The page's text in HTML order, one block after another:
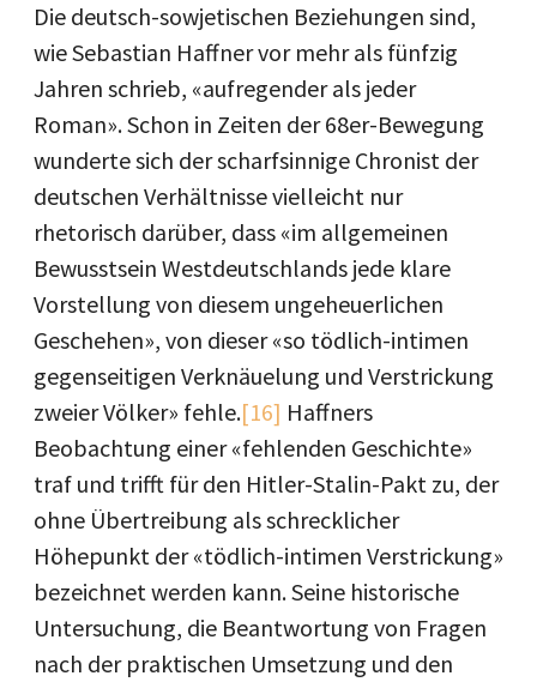
Die deutsch-sowjetischen Beziehungen sind,
wie Sebastian Haffner vor mehr als fünfzig
Jahren schrieb, «aufregender als jeder
Roman». Schon in Zeiten der 68er-Bewegung
wunderte sich der scharfsinnige Chronist der
deutschen Verhältnisse vielleicht nur
rhetorisch darüber, dass «im allgemeinen
Bewusstsein Westdeutschlands jede klare
Vorstellung von diesem ungeheuerlichen
Geschehen», von dieser «so tödlich-intimen
gegenseitigen Verknäuelung und Verstrickung
zweier Völker» fehle.[16] Haffners
Beobachtung einer «fehlenden Geschichte»
traf und trifft für den Hitler-Stalin-Pakt zu, der
ohne Übertreibung als schrecklicher
Höhepunkt der «tödlich-intimen Verstrickung»
bezeichnet werden kann. Seine historische
Untersuchung, die Beantwortung von Fragen
nach der praktischen Umsetzung und den